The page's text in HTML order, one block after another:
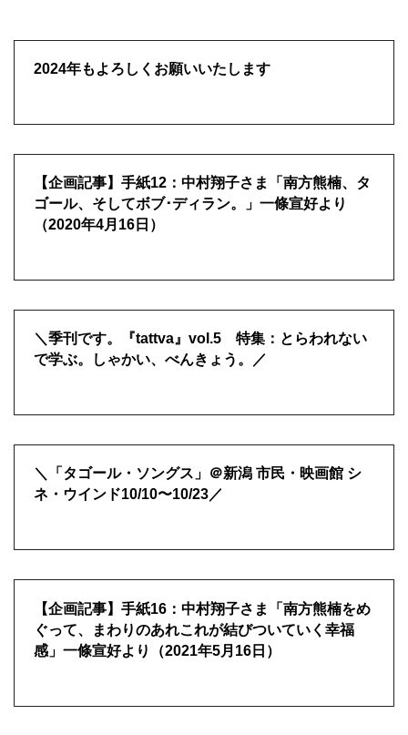
2024年もよろしくお願いいたします
【企画記事】手紙12：中村翔子さま「南方熊楠、タ
ゴール、そしてボブ･ディラン。」一條宣好より
（2020年4月16日）
＼季刊です。『tattva』vol.5 特集：とらわれない
で学ぶ。しゃかい、べんきょう。／
＼「タゴール・ソングス」＠新潟 市民・映画館 シ
ネ・ウインド10/10〜10/23／
【企画記事】手紙16：中村翔子さま「南方熊楠をめ
ぐって、まわりのあれこれが結びついていく幸福
感」一條宣好より（2021年5月16日）